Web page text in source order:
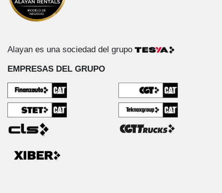
Alayan es una sociedad del grupo
EMPRESAS DEL GRUPO